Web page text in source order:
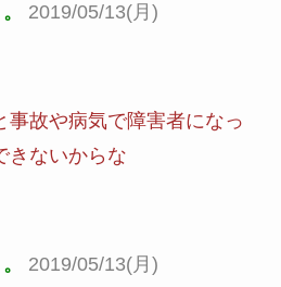
2019/05/13(月)
事故や病気で障害者になっ
きないからな
2019/05/13(月)